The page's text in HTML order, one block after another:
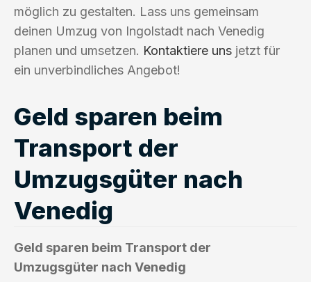
möglich zu gestalten. Lass uns gemeinsam
deinen Umzug von Ingolstadt nach Venedig
planen und umsetzen. Kontaktiere uns jetzt für
ein unverbindliches Angebot!
Geld sparen beim
Transport der
Umzugsgüter nach
Venedig
Geld sparen beim Transport der
Umzugsgüter nach Venedig